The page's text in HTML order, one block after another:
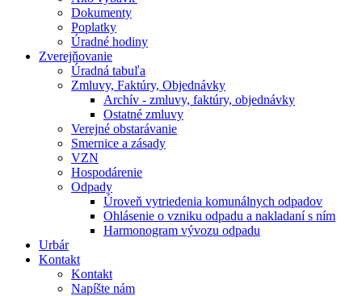
Dokumenty
Poplatky
Úradné hodiny
Zverejňovanie
Úradná tabuľa
Zmluvy, Faktúry, Objednávky
Archív - zmluvy, faktúry, objednávky
Ostatné zmluvy
Verejné obstarávanie
Smernice a zásady
VZN
Hospodárenie
Odpady
Úroveň vytriedenia komunálnych odpadov
Ohlásenie o vzniku odpadu a nakladaní s ním
Harmonogram vývozu odpadu
Urbár
Kontakt
Kontakt
Napíšte nám